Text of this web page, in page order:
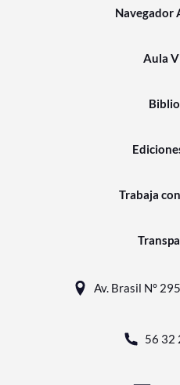
Navegador
Aula
Trabaja
Av. Brasil N°
56 32